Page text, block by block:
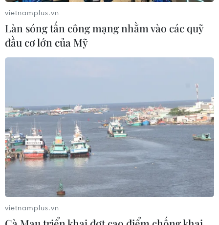
phần tử khủng bố, cực đoan
30/12/2016 02:53
Thủ tướng Tunisia Youssef Chahed tuyên bố sẽ không
nhân nhượng với bất cứ sự trở lại trong nước của các
vietnamplus.vn
Làn sóng tấn công mạng nhằm vào các quỹ
đầu cơ lớn của Mỹ
vietnamplus.vn